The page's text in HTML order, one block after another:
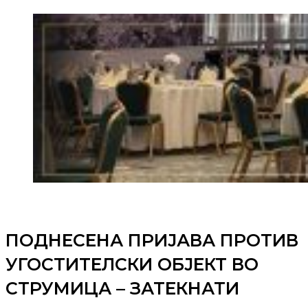
ПОДНЕСЕНА ПРИЈАВА ПРОТИВ
УГОСТИТЕЛСКИ ОБЈЕКТ ВО
СТРУМИЦА – ЗАТЕКНАТИ